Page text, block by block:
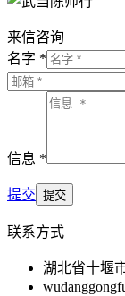
来信咨询
名字 *
信息 *
提交
联系方式
湖北省十堰